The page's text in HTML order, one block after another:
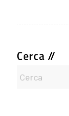
Cerca //